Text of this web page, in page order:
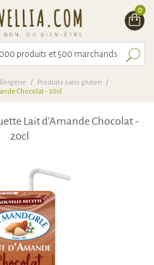
0
/ Produits sans gluten
/
Chocolat - 20cl
Lait d'Amande Chocolat -
20cl